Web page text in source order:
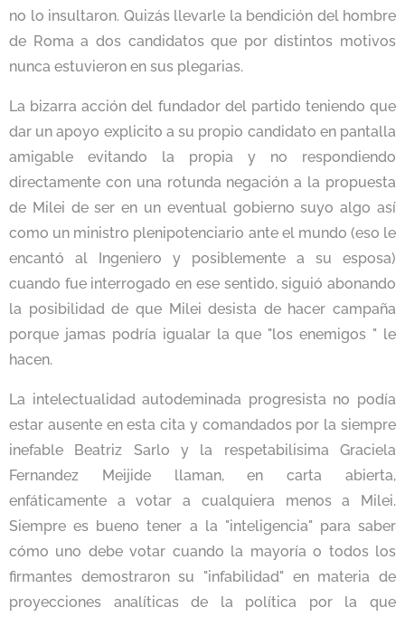
no lo insultaron. Quizás llevarle la bendición del hombre
de Roma a dos candidatos que por distintos motivos
nunca estuvieron en sus plegarias.
La bizarra acción del fundador del partido teniendo que
dar un apoyo explicito a su propio candidato en pantalla
amigable evitando la propia y no respondiendo
directamente con una rotunda negación a la propuesta
de Milei de ser en un eventual gobierno suyo algo así
como un ministro plenipotenciario ante el mundo (eso le
encantó al Ingeniero y posiblemente a su esposa)
cuando fue interrogado en ese sentido, siguió abonando
la posibilidad de que Milei desista de hacer campaña
porque jamas podría igualar la que "los enemigos " le
hacen.
La intelectualidad autodeminada progresista no podía
estar ausente en esta cita y comandados por la siempre
inefable Beatriz Sarlo y la respetabilisima Graciela
Fernandez Meijide llaman, en carta abierta,
enfáticamente a votar a cualquiera menos a Milei.
Siempre es bueno tener a la "inteligencia" para saber
cómo uno debe votar cuando la mayoría o todos los
firmantes demostraron su "infabilidad" en materia de
proyecciones analíticas de la política por la que